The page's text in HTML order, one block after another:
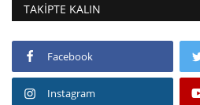
Kültür Sanat
Röportaj
Biyografi
TAKIPTE KALIN
Facebook
Instagram